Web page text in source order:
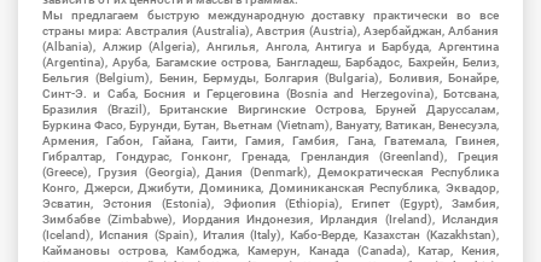
Мы предлагаем быструю международную доставку практически во все
страны мира: Австралия (Australia), Австрия (Austria), Азербайджан, Албания
(Albania), Алжир (Algeria), Ангилья, Ангола, Антигуа и Барбуда, Аргентина
(Argentina), Аруба, Багамские острова, Бангладеш, Барбадос, Бахрейн, Белиз,
Бельгия (Belgium), Бенин, Бермуды, Болгария (Bulgaria), Боливия, Бонайре,
Синт-Э. и Саба, Босния и Герцеговина (Bosnia and Herzegovina), Ботсвана,
Бразилия (Brazil), Британские Виргинские Острова, Бруней Даруссалам,
Буркина Фасо, Бурунди, Бутан, Вьетнам (Vietnam), Вануату, Ватикан, Венесуэла,
Армения, Габон, Гайана, Гаити, Гамия, Гамбия, Гана, Гватемала, Гвинея,
Гибралтар, Гондурас, Гонконг, Гренада, Гренландия (Greenland), Греция
(Greece), Грузия (Georgia), Дания (Denmark), Демократическая Республика
Конго, Джерси, Джибути, Доминика, Доминиканская Республика, Эквадор,
Эсватин, Эстония (Estonia), Эфиопия (Ethiopia), Египет (Egypt), Замбия,
Зимбабве (Zimbabwe), Иордания Индонезия, Ирландия (Ireland), Исландия
(Iceland), Испания (Spain), Италия (Italy), Кабо-Верде, Казахстан (Kazakhstan),
Каймановы острова, Камбоджа, Камерун, Канада (Canada), Катар, Кения,